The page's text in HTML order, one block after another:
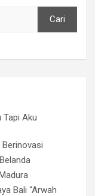
Cari
Tapi Aku
Berinovasi
Bali “Arwah